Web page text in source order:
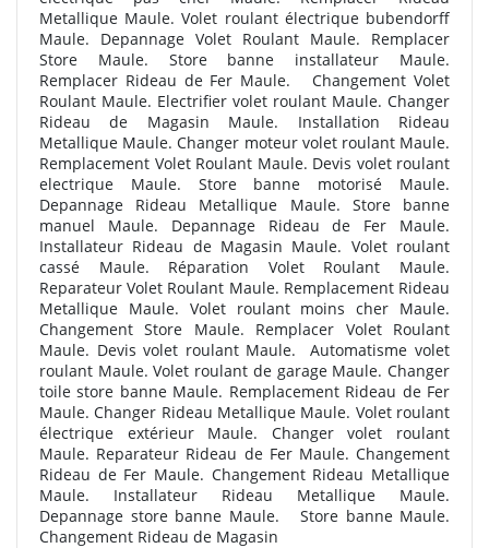
Metallique Maule. Volet roulant électrique bubendorff
Maule. Depannage Volet Roulant Maule. Remplacer
Store Maule. Store banne installateur Maule.
Remplacer Rideau de Fer Maule. Changement Volet
Roulant Maule. Electrifier volet roulant Maule. Changer
Rideau de Magasin Maule. Installation Rideau
Metallique Maule. Changer moteur volet roulant Maule.
Remplacement Volet Roulant Maule. Devis volet roulant
electrique Maule. Store banne motorisé Maule.
Depannage Rideau Metallique Maule. Store banne
manuel Maule. Depannage Rideau de Fer Maule.
Installateur Rideau de Magasin Maule. Volet roulant
cassé Maule. Réparation Volet Roulant Maule.
Reparateur Volet Roulant Maule. Remplacement Rideau
Metallique Maule. Volet roulant moins cher Maule.
Changement Store Maule. Remplacer Volet Roulant
Maule. Devis volet roulant Maule.Automatisme volet
roulant Maule. Volet roulant de garage Maule. Changer
toile store banne Maule. Remplacement Rideau de Fer
Maule. Changer Rideau Metallique Maule. Volet roulant
électrique extérieur Maule. Changer volet roulant
Maule. Reparateur Rideau de Fer Maule. Changement
Rideau de Fer Maule. Changement Rideau Metallique
Maule. Installateur Rideau Metallique Maule.
Depannage store banne Maule. Store banne Maule.
Changement Rideau de Magasin